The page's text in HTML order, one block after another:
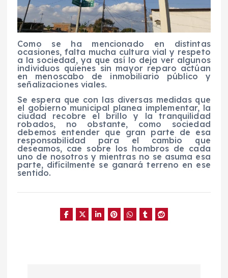
Como se ha mencionado en distintas
ocasiones, falta mucha cultura vial y respeto
a la sociedad, ya que así lo deja ver algunos
individuos quienes sin mayor reparo actúan
en menoscabo de inmobiliario público y
señalizaciones viales.
Se espera que con las diversas medidas que
el gobierno municipal planea implementar, la
ciudad recobre el brillo y la tranquilidad
robados, no obstante, como sociedad
debemos entender que gran parte de esa
responsabilidad para el cambio que
deseamos, cae sobre los hombros de cada
uno de nosotros y mientras no se asuma esa
parte, difícilmente se ganará terreno en ese
sentido.